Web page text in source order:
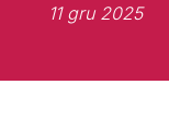
11 gru 2025